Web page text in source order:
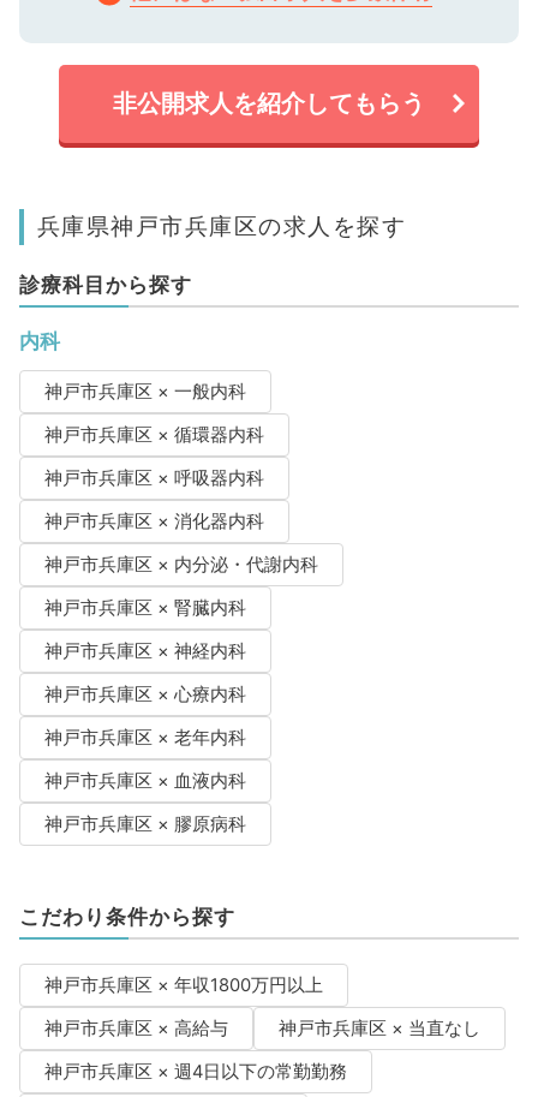
非公開求人を紹介してもらう
兵庫県神戸市兵庫区の求人を探す
診療科目から探す
内科
神戸市兵庫区 × 一般内科
神戸市兵庫区 × 循環器内科
神戸市兵庫区 × 呼吸器内科
神戸市兵庫区 × 消化器内科
神戸市兵庫区 × 内分泌・代謝内科
神戸市兵庫区 × 腎臓内科
神戸市兵庫区 × 神経内科
神戸市兵庫区 × 心療内科
神戸市兵庫区 × 老年内科
神戸市兵庫区 × 血液内科
神戸市兵庫区 × 膠原病科
こだわり条件から探す
神戸市兵庫区 × 年収1800万円以上
神戸市兵庫区 × 高給与
神戸市兵庫区 × 当直なし
神戸市兵庫区 × 週4日以下の常勤勤務